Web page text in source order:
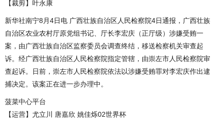
【裁剪】叶永康
新华社南宁8月4日电 广西壮族自治区人民检察院4日通报，广西壮族
自治区农业农村厅原党组书记、厅长李宏庆（正厅级）涉嫌受贿一
案，由广西壮族自治区监察委员会调查终结，移送检察机关审查起
诉。经广西壮族自治区人民检察院指定管辖，由崇左市人民检察院审
查起诉。日前，崇左市人民检察院依法以涉嫌受贿罪对李宏庆作出逮
捕决定。该案正在进一步办理中。
菠菜中心平台
【运营】尤立川 唐嘉欣 姚佳烁02世界杯